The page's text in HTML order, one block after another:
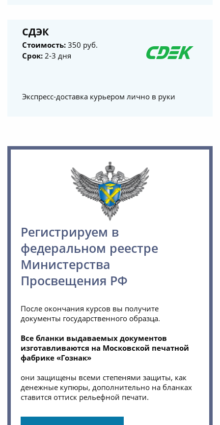
СДЭК
Стоимость: 350 руб.
Срок: 2-3 дня
Экспресс-доставка курьером лично в руки
Регистрируем в
федеральном реестре
Министерства
Просвещения РФ
После окончания курсов вы получите
документы государственного образца.
Все бланки выдаваемых документов
изготавливаются на Московской печатной
фабрике «Гознак»
они защищены всеми степенями защиты, как
денежные купюры, дополнительно на бланках
ставится оттиск рельефной печати.